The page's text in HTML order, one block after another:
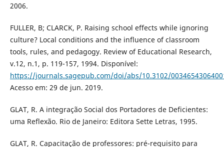
2006.
FULLER, B; CLARCK, P. Raising school effects while ignoring
culture? Local conditions and the influence of classroom
tools, rules, and pedagogy. Review of Educational Research,
v.12, n.1, p. 119-157, 1994. Disponível:
https://journals.sagepub.com/doi/abs/10.3102/
Acesso em: 29 de jun. 2019.
GLAT, R. A integração Social dos Portadores de Deficientes:
uma Reflexão. Rio de Janeiro: Editora Sette Letras, 1995.
GLAT, R. Capacitação de professores: pré-requisito para